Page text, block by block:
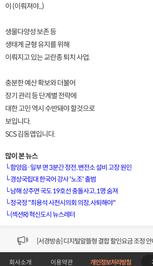
이 (이뤄져야...)
생물다양성 보존 등
생태계 균형 유지를 위해
이뤄지고 있는 교란종 퇴치 사업.
충분한 예산 확보와 더불어
장기 관리 등 단계별 전략에
대한 고민 역시 수반돼야 할것으로
보입니다.
SCS 김동엽입니다.
많이 본 뉴스
└함양읍·일부 면 3분간 정전..변전소 설비 고장 원인
└경상국립대 한국어 강사 '노조' 출범
└남해 상주면 국도 19호선 충돌사고..1명 숨져
└정국정 "최용석 사천시의회 의장, 사퇴해야"
└(섹션R) 혁신도시 뉴스레터
[서경방송] 일부 채널편성 변경 안내의 건 (7/22)
[서경방송] 디지털알뜰형 결합 할인요금 조정 안
[공지] 개인정보처리방침 (Ver2.15) 개정의 건
회사소개 이용약관 개인정보처리방침